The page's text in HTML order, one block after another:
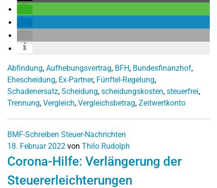
Abfindung, Aufhebungsvertrag, BFH, Bundesfinanzhof,
Ehescheidung, Ex-Partner, Fünftel-Regelung,
Schadenersatz, Scheidung, scheidungskosten, steuerfrei,
Trennung, Vergleich, Vergleichsbetrag, Zeitwertkonto
BMF-Schreiben Steuer-Nachrichten
18. Februar 2022 von Thilo Rudolph
Corona-Hilfe: Verlängerung der
Steuererleichterungen